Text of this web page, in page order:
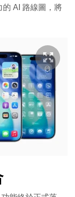
的 AI 路線圖，將